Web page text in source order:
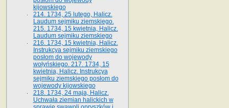
kijowskiego
214. 1734, 25 lutego, Halicz.
Laudum sejmiku ziemskiego.
215. 1734, 15 kwietnia, Halicz.
Laudum sejmiku ziemskiego
216. 1734, 15 kwietnia, Halicz.
Instrukcya sejmiku ziemskiego
posłom do wojewody
wołyńskiego. 217. 1734, 15
kwietnia, Halicz. Instrukcya
sejmiku ziemskiego posłom do
wojewody kijowskiego
218. 1734, 24 maja, Halicz.
Uchwała ziemian halickich w